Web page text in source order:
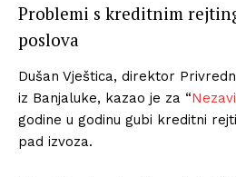
Problemi s kreditnim
poslova
Dušan Vještica, direktor
iz Banjaluke, kazao je za “
godine u godinu gubi kreditni
pad izvoza.